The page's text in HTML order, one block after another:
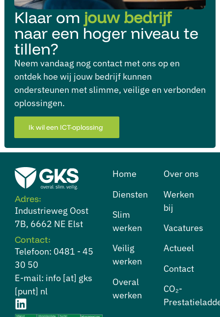
Klaar om jouw bedrijf
naar een hoger niveau te
tillen?
Neem vandaag nog contact met ons op en
ontdek hoe wij jouw bedrijf kunnen
ondersteunen met slimme, veilige en verbonden
oplossingen.
Ik wil een ICT-oplossing
Adres:
Industrieweg Oost
7B, 6662 NE Elst
Contact:
Telefoon: 0481 - 45
30 50
E-mail: info [at] gks
[punt] nl
Home
Diensten
⁠Slim
werken
⁠Veilig
werken
⁠Overal
werken
Over ons
⁠Werken
bij
Vacatures
Actueel
Contact
CO₂-